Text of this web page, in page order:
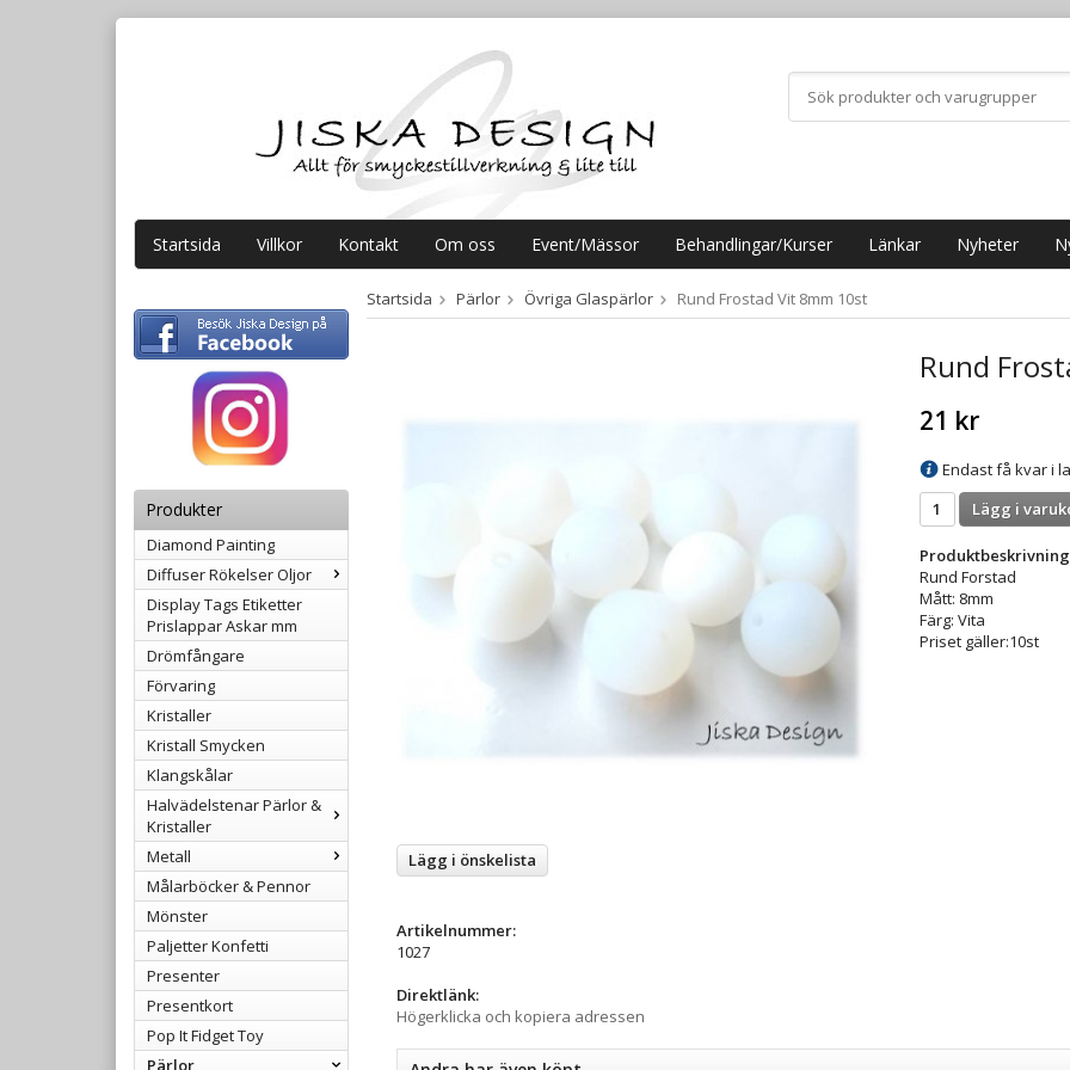
Startsida Villkor Kontakt Om oss Event/Mässor Behandlingar/Kurser Länkar Nyheter
Produkter
Diamond Painting
Diffuser Rökelser Oljor
Display Tags Etiketter
Prislappar Askar mm
Drömfångare
Förvaring
Kristaller
Kristall Smycken
Klangskålar
Halvädelstenar Pärlor &
Kristaller
Metall
Målarböcker & Pennor
Mönster
Paljetter Konfetti
Presenter
Presentkort
Pop It Fidget Toy
Pärlor
Startsida Pärlor Övriga Glaspärlor Rund Frostad Vit 8mm 10st
Rund
21 kr
Endast få kvar i
Lägg i
Rund Forstad
Mått: 8mm
Färg: Vita
Priset gäller:10st
Lägg i önskelista
Artikelnummer:
1027
Direktlänk:
Högerklicka och kopiera adressen